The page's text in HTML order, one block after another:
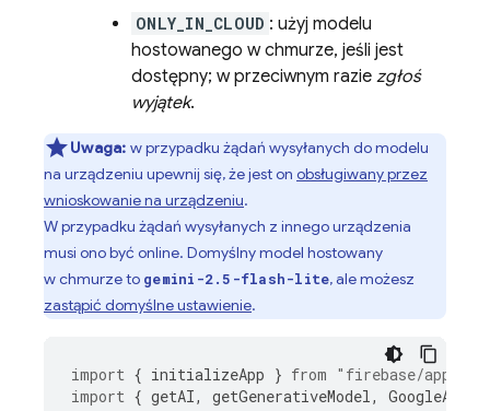
ONLY_IN_CLOUD : użyj modelu
hostowanego w chmurze, jeśli jest
dostępny; w przeciwnym razie zgłoś
wyjątek.
Uwaga: w przypadku żądań wysyłanych do modelu
na urządzeniu upewnij się, że jest on obsługiwany przez
wnioskowanie na urządzeniu.
W przypadku żądań wysyłanych z innego urządzenia
musi ono być online. Domyślny model hostowany
w chmurze to gemini-2.5-flash-lite, ale możesz
zastąpić domyślne ustawienie.
import { initializeApp } from "firebase/app"
import { getAI, getGenerativeModel,